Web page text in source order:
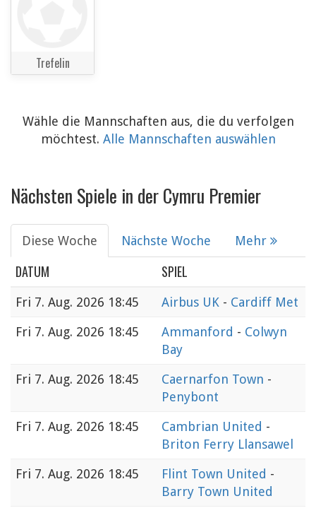
Trefelin
Wähle die Mannschaften aus, die du verfolgen
möchtest. Alle Mannschaften auswählen
Nächsten Spiele in der Cymru Premier
Diese Woche Nächste Woche Mehr
DATUM SPIEL
Fri 7. Aug. 2026 18:45 Airbus UK - Cardiff Met
Fri 7. Aug. 2026 18:45 Ammanford - Colwyn
Bay
Fri 7. Aug. 2026 18:45 Caernarfon Town -
Penybont
Fri 7. Aug. 2026 18:45 Cambrian United -
Briton Ferry Llansawel
Fri 7. Aug. 2026 18:45 Flint Town United -
Barry Town United